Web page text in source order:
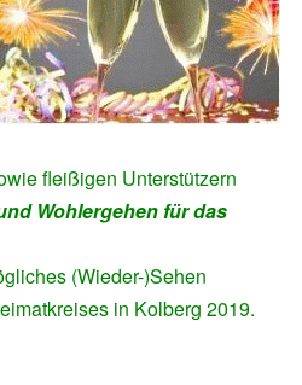
fleißigen Unterstützern
Wohlergehen für das
(Wieder-)Sehen
in Kolberg 2019.